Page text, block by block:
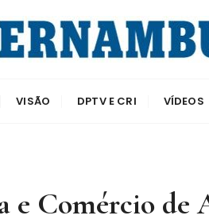
VISÃO DPTV E CRI VÍDEOS
Comércio de